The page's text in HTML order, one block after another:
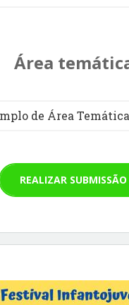
Área
de Área Temática
REALIZAR SUBMISSÃO